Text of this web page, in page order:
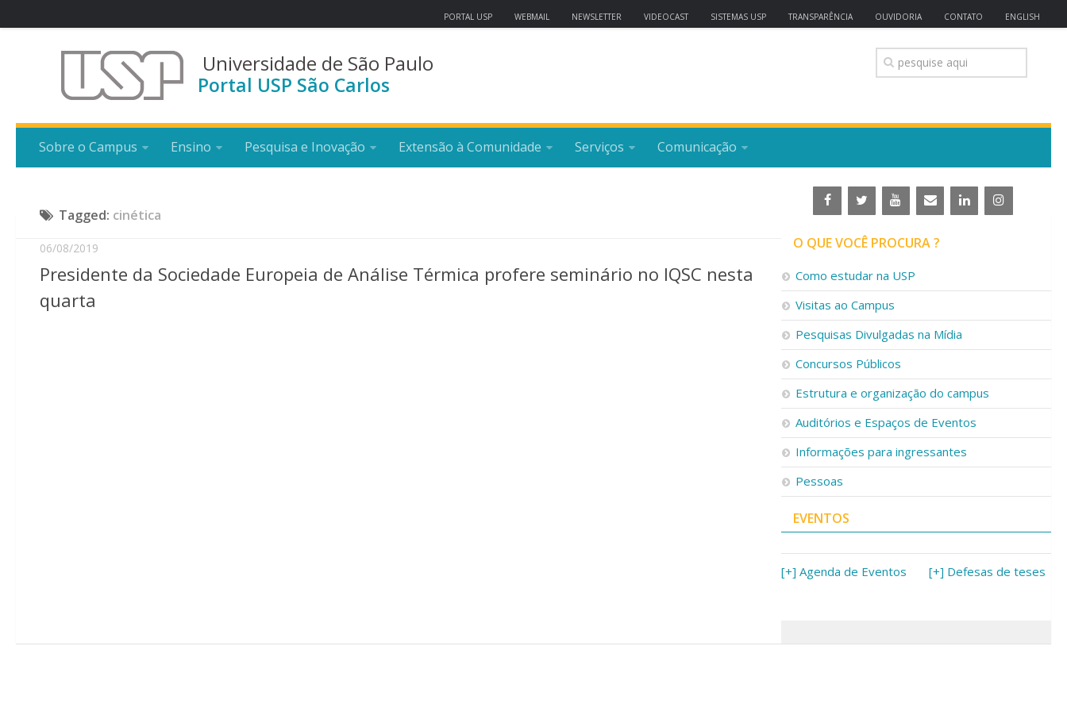
PORTAL USP WEBMAIL NEWSLETTER VIDEOCAST SISTEMAS USP TRANSPARÊNCIA OUVIDORIA CONTATO ENGLISH
Universidade de São Paulo
Portal USP São Carlos
Sobre o Campus Ensino Pesquisa e Inovação Extensão à Comunidade Serviços Comunicação
Tagged: cinética
06/08/2019
Presidente da Sociedade Europeia de Análise Térmica profere seminário no IQSC nesta
quarta
O QUE VOCÊ PROCURA ?
Como estudar na USP
Visitas ao Campus
Pesquisas Divulgadas na Mídia
Concursos Públicos
Estrutura e organização do campus
Auditórios e Espaços de Eventos
Informações para ingressantes
Pessoas
EVENTOS
[+] Agenda de Eventos [+] Defesas de teses